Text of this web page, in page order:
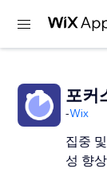
포커
-Wix
집중
성 향상